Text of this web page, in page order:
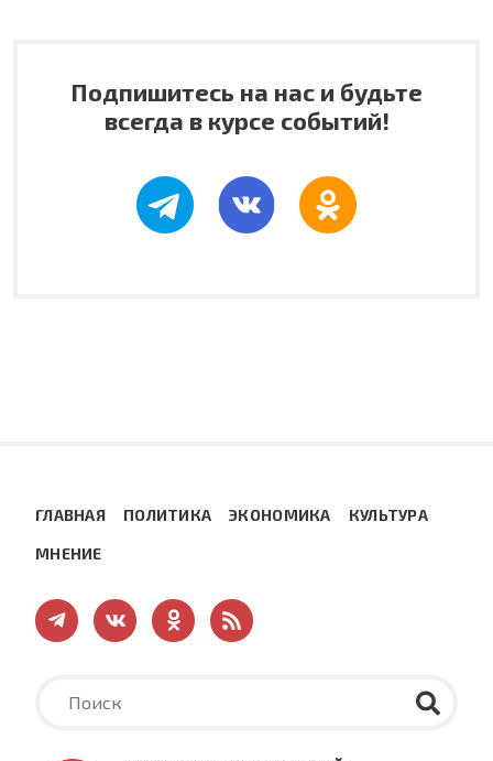
Подпишитесь на нас и будьте
всегда в курсе событий!
ГЛАВНАЯ ПОЛИТИКА ЭКОНОМИКА КУЛЬТУРА
МНЕНИЕ